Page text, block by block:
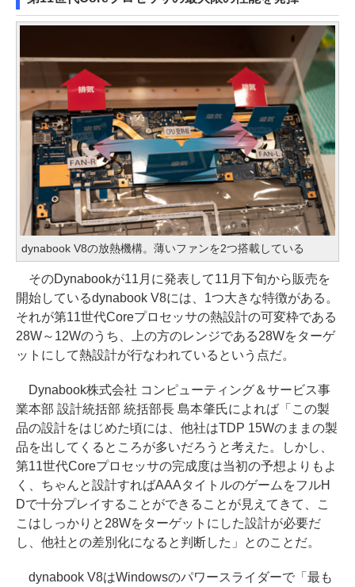
dynabook V8の放熱機構。薄いファンを2つ搭載している
そのDynabookが11月に発表して11月下旬から販売を
開始しているdynabook V8には、1つ大きな特徴がある。
それが第11世代Coreプロセッサの熱設計の可変枠である
28W～12Wのうち、上の方のレンジである28Wをターゲ
ットにして熱設計が行なわれているという点だ。
Dynabook株式会社 コンピューティング＆サービス事
業本部 設計統括部 統括部長 島本肇氏によれば「この製
品の設計をはじめた頃には、他社はTDP 15Wのままの製
品を出してくるところが多いだろうと考えた。しかし、
第11世代Coreプロセッサの完成度は当初の予想よりもよ
く、ちゃんと設計すればAAAタイトルのゲームをフルH
Dで十分プレイすることができることが見えてきて、こ
こはしっかりと28Wをターゲットにした設計が必要だ
し、他社との差別化になると判断した」とのことだ。
dynabook V8はWindowsのパワースライダーで「最も